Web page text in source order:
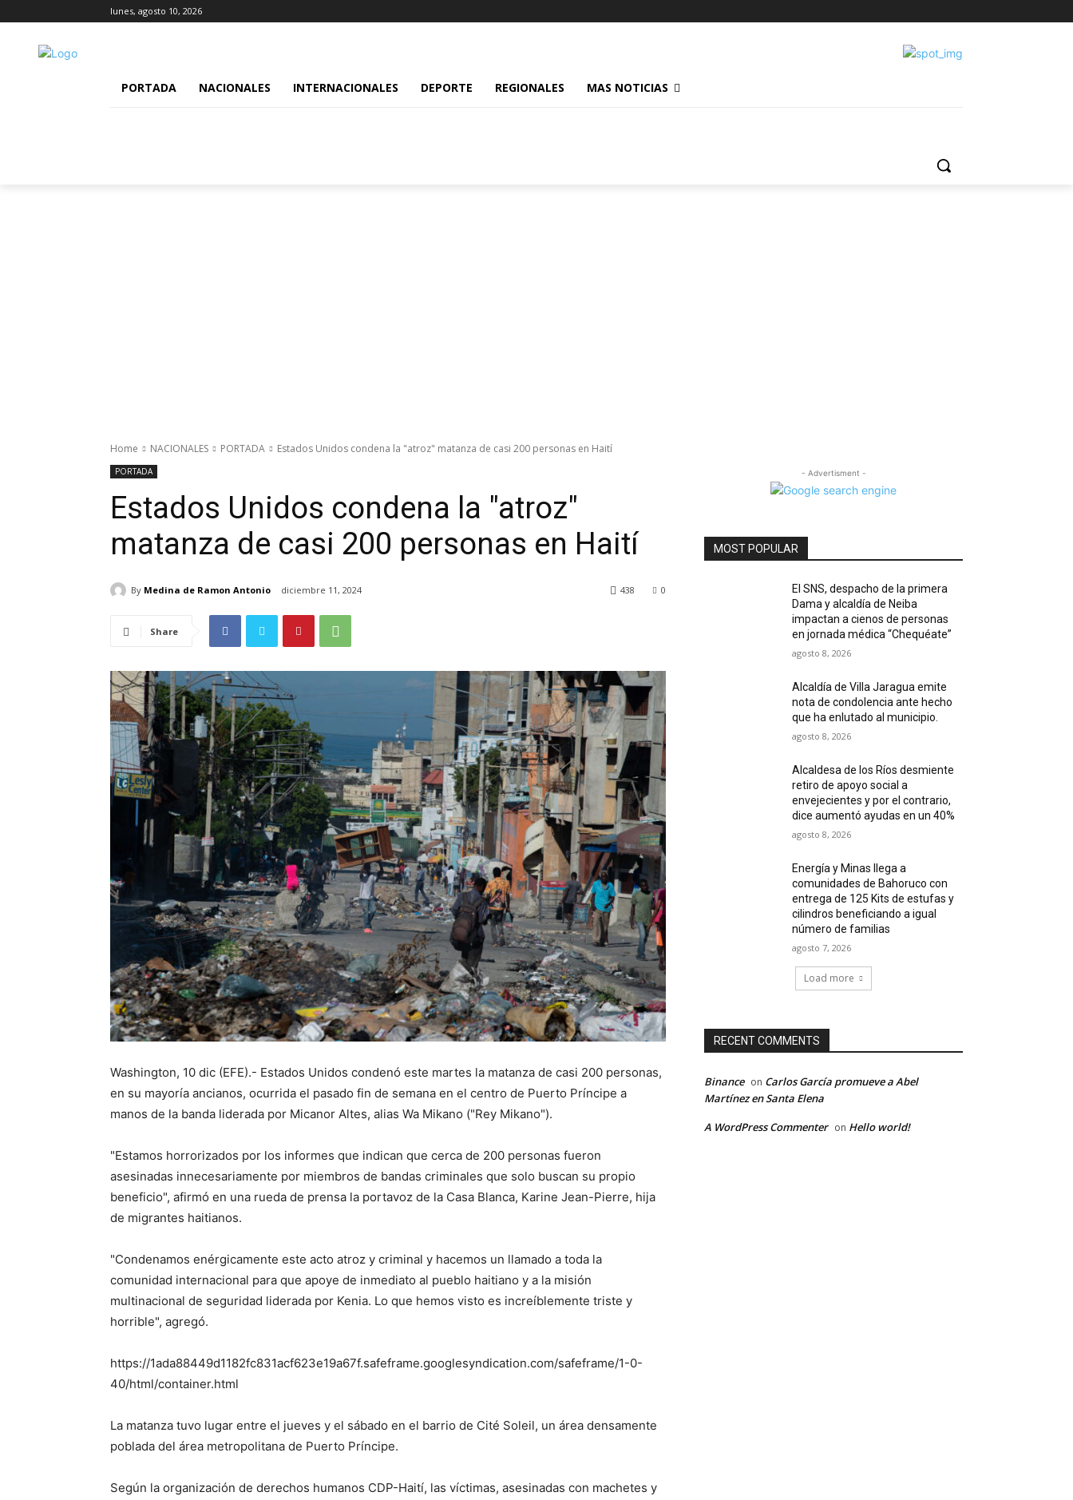
lunes, agosto 10, 2026
PORTADA NACIONALES INTERNACIONALES DEPORTE REGIONALES MAS NOTICIAS
Home NACIONALES PORTADA Estados Unidos condena la "atroz" matanza de casi 200 personas en Haití
PORTADA
Estados Unidos condena la "atroz"
matanza de casi 200 personas en Haití
By Medina de Ramon Antonio diciembre 11, 2024 0
438
Share
Washington, 10 dic (EFE).- Estados Unidos condenó este martes la matanza de casi 200 personas,
en su mayoría ancianos, ocurrida el pasado fin de semana en el centro de Puerto Príncipe a
manos de la banda liderada por Micanor Altes, alias Wa Mikano ("Rey Mikano").
"Estamos horrorizados por los informes que indican que cerca de 200 personas fueron
asesinadas innecesariamente por miembros de bandas criminales que solo buscan su propio
beneficio", afirmó en una rueda de prensa la portavoz de la Casa Blanca, Karine Jean-Pierre, hija
de migrantes haitianos.
"Condenamos enérgicamente este acto atroz y criminal y hacemos un llamado a toda la
comunidad internacional para que apoye de inmediato al pueblo haitiano y a la misión
multinacional de seguridad liderada por Kenia. Lo que hemos visto es increíblemente triste y
horrible", agregó.
https://1ada88449d1182fc831acf623e19a67f.safeframe.googlesyndication.com/safeframe/1-0-
40/html/container.html
La matanza tuvo lugar entre el jueves y el sábado en el barrio de Cité Soleil, un área densamente
poblada del área metropolitana de Puerto Príncipe.
Según la organización de derechos humanos CDP-Haití, las víctimas, asesinadas con machetes y
- Advertisment -
MOST POPULAR
El SNS, despacho de la primera
Dama y alcaldía de Neiba
impactan a cienos de personas
en jornada médica “Chequéate”
agosto 8, 2026
Alcaldía de Villa Jaragua emite
nota de condolencia ante hecho
que ha enlutado al municipio.
agosto 8, 2026
Alcaldesa de los Ríos desmiente
retiro de apoyo social a
envejecientes y por el contrario,
dice aumentó ayudas en un 40%
agosto 8, 2026
Energía y Minas llega a
comunidades de Bahoruco con
entrega de 125 Kits de estufas y
cilindros beneficiando a igual
número de familias
agosto 7, 2026
Load more
RECENT COMMENTS
Binance on Carlos García promueve a Abel
Martínez en Santa Elena
A WordPress Commenter on Hello world!